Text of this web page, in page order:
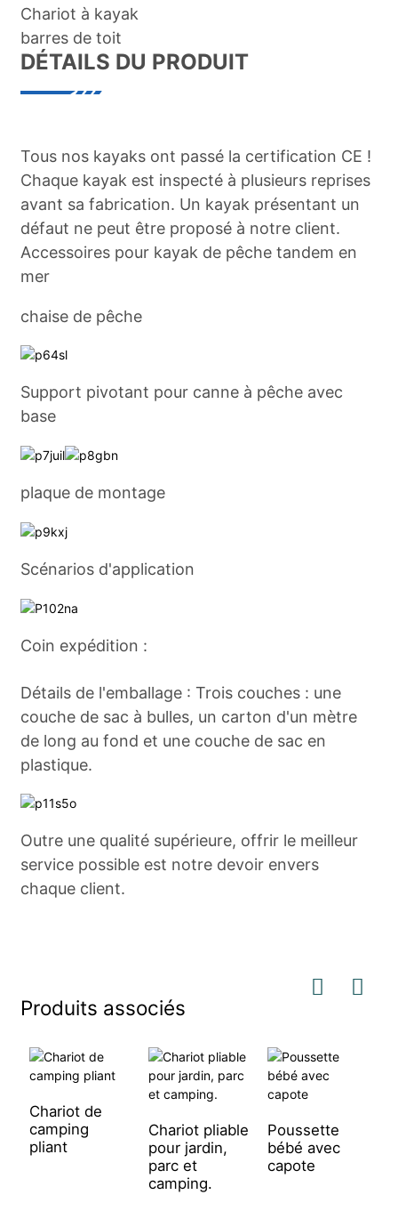
Chariot à kayak
barres de toit
DÉTAILS DU PRODUIT
Tous nos kayaks ont passé la certification CE !
Chaque kayak est inspecté à plusieurs reprises
avant sa fabrication. Un kayak présentant un
défaut ne peut être proposé à notre client.
Accessoires pour kayak de pêche tandem en
mer
chaise de pêche
Support pivotant pour canne à pêche avec
base
plaque de montage
Scénarios d'application
Coin expédition :
Détails de l'emballage : Trois couches : une
couche de sac à bulles, un carton d'un mètre
de long au fond et une couche de sac en
plastique.
Outre une qualité supérieure, offrir le meilleur
service possible est notre devoir envers
chaque client.
Produits associés
Chariot de
camping
pliant
Chariot pliable
pour jardin,
parc et
camping.
Poussette
bébé avec
capote